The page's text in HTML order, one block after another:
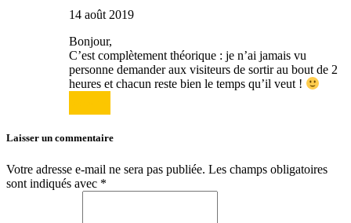
14 août 2019
Bonjour,
C’est complètement théorique : je n’ai jamais vu
personne demander aux visiteurs de sortir au bout de 2
heures et chacun reste bien le temps qu’il veut !
Laisser un commentaire
Votre adresse e-mail ne sera pas publiée. Les champs obligatoires
sont indiqués avec *